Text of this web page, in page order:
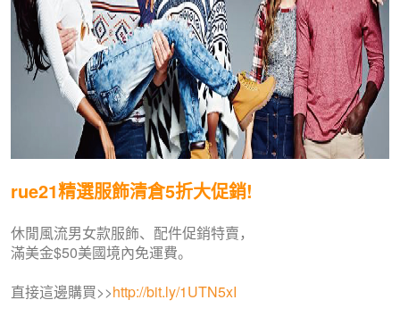
rue21精選服飾清倉5折大促銷!
休閒風流男女款服飾、配件促銷特賣，
滿美金$50美國境內免運費。
直接這邊購買>>http://bit.ly/1UTN5xI